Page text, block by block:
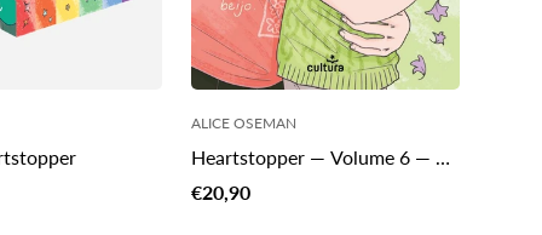
ALICE OSEMAN
Heartstopper — Volume 6 — O
Último Beijo
Translation
€20,90